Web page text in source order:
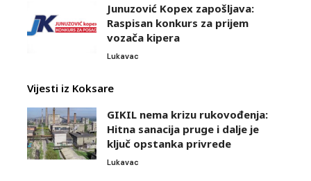
Junuzović Kopex zapošljava:
Raspisan konkurs za prijem
vozača kipera
Lukavac
Vijesti iz Koksare
GIKIL nema krizu rukovođenja:
Hitna sanacija pruge i dalje je
ključ opstanka privrede
Lukavac